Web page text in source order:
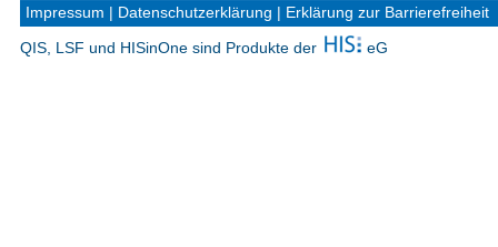
Impressum Datenschutzerklärung Erklärung zur Barrierefreiheit
QIS, LSF und HISinOne sind Produkte der eG